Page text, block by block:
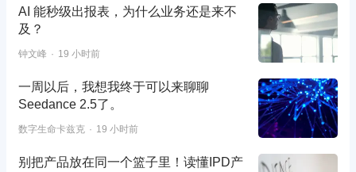
AI 能秒级出报表，为什么业务还是来不
及？
钟文峰 19 小时前
一周以后，我想我终于可以来聊聊
Seedance 2.5了。
数字生命卡兹克 19 小时前
别把产品放在同一个篮子里！读懂IPD产